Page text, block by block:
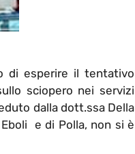
di esperire il tentativo
sciopero nei servizi
dalla dott.ssa Della
e di Polla, non si è